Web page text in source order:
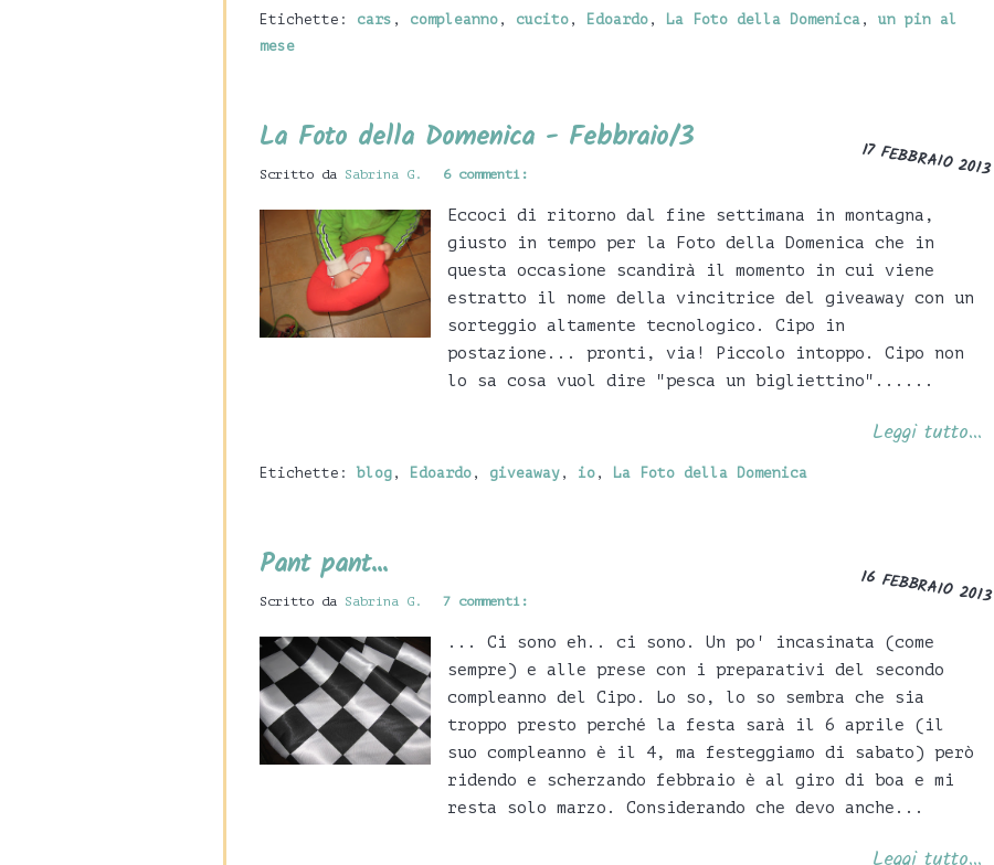
Etichette: cars , compleanno , cucito , Edoardo , La Foto della Domenica , un pin al
mese
17 FEBBRAIO 2013
La Foto della Domenica - Febbraio/3
Scritto da Sabrina G. 6 commenti:
Eccoci di ritorno dal fine settimana in montagna,
giusto in tempo per la Foto della Domenica che in
questa occasione scandirà il momento in cui viene
estratto il nome della vincitrice del giveaway con un
sorteggio altamente tecnologico. Cipo in
postazione... pronti, via! Piccolo intoppo. Cipo non
lo sa cosa vuol dire "pesca un bigliettino"......
Leggi tutto...
Etichette: blog , Edoardo , giveaway , io , La Foto della Domenica
16 FEBBRAIO 2013
Pant pant...
Scritto da Sabrina G. 7 commenti:
... Ci sono eh.. ci sono. Un po' incasinata (come
sempre) e alle prese con i preparativi del secondo
compleanno del Cipo. Lo so, lo so sembra che sia
troppo presto perché la festa sarà il 6 aprile (il
suo compleanno è il 4, ma festeggiamo di sabato) però
ridendo e scherzando febbraio è al giro di boa e mi
resta solo marzo. Considerando che devo anche...